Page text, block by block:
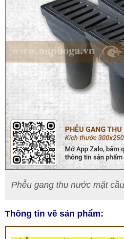
Phễu gang thu nước mặt
Thông tin về sản phẩm: